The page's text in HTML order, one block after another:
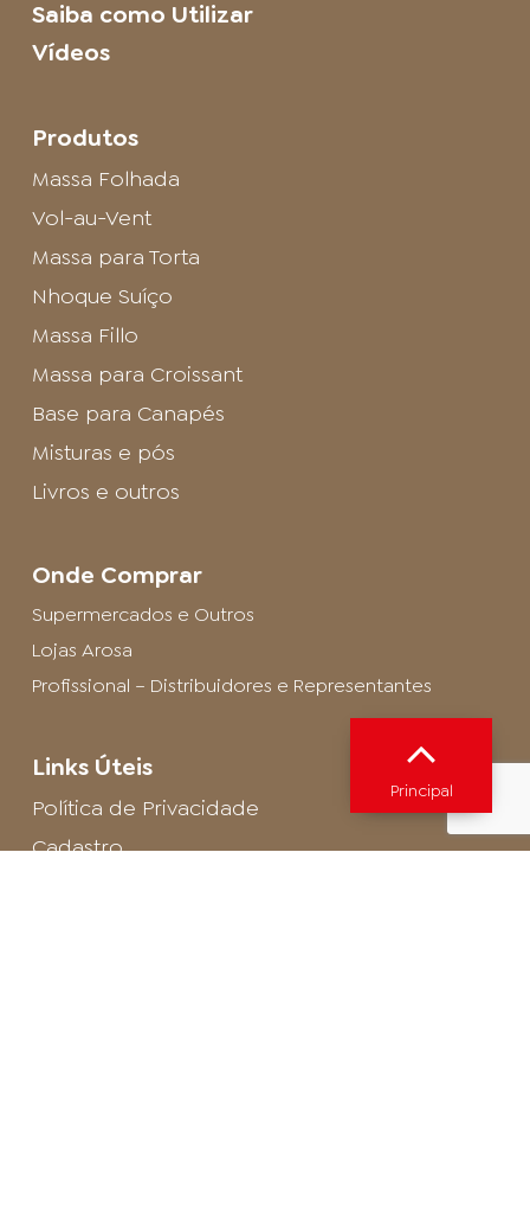
Saiba como Utilizar
Vídeos
Produtos
Massa Folhada
Vol-au-Vent
Massa para Torta
Nhoque Suíço
Massa Fillo
Massa para Croissant
Base para Canapés
Misturas e pós
Livros e outros
Onde Comprar
Supermercados e Outros
Lojas Arosa
Profissional – Distribuidores e Representantes
Links Úteis
Política de Privacidade
Cadastro
Principal